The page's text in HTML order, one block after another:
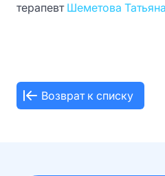
терапевтШеметова
Возврат к списку